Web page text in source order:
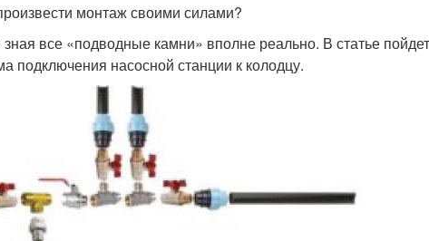
монтаж своими силами?
все «подводные камни» вполне реально. В статье
подключения насосной станции к колодцу.